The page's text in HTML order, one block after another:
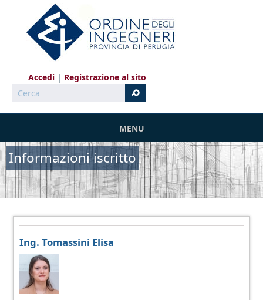
Salta al contenuto principale
Accedi
Registrazione al sito
Cerca
MENU
Informazioni iscritto
Ing. Tomassini Elisa